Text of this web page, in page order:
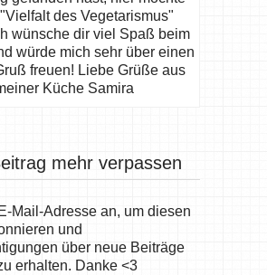
des Vegetarismus"
wünsche dir viel Spaß beim
würde mich sehr über einen
freuen! Liebe Grüße aus
Küche Samira
mehr verpassen
Mail-Adresse an, um diesen
und
über neue Beiträge
erhalten. Danke <3